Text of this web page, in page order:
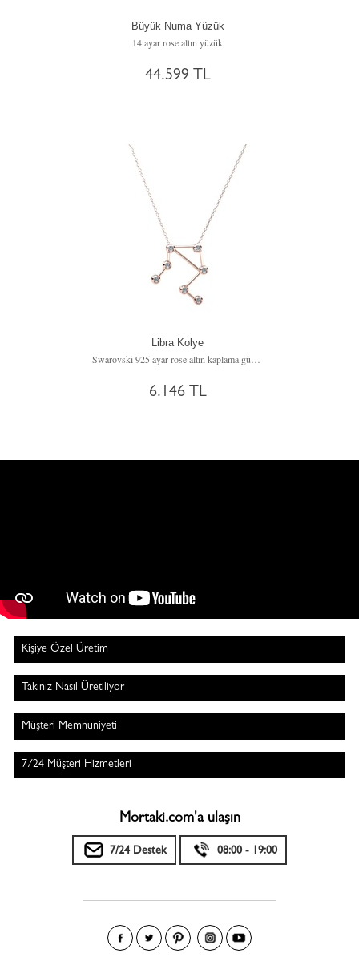
Büyük Numa Yüzük
14 ayar rose altın yüzük
44.599 TL
Libra Kolye
6.146 TL
Kişiye Özel Üretim
Takınız Nasıl Üretiliyor
Müşteri Memnuniyeti
7/24 Müşteri Hizmetleri
Mortaki.com'a ulaşın
7/24 Destek 08:00 - 19:00